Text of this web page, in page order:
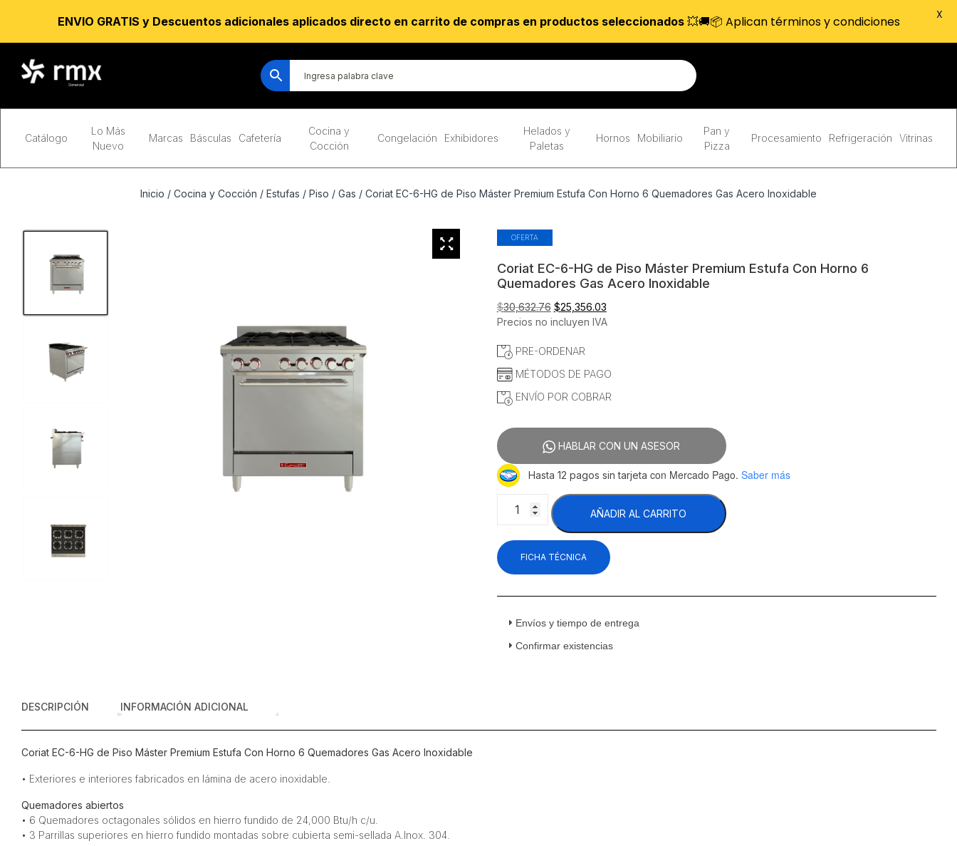
Catálogo
Lo Más
Nuevo
Marcas Básculas Cafetería
Cocina y
Cocción
Congelación Exhibidores
Helados y
Paletas
Hornos Mobiliario
Pan y
Pizza
Procesamiento Refrigeración Vitrinas
Inicio / Cocina y Cocción / Estufas / Piso / Gas / Coriat EC-6-HG de Piso Máster Premium Estufa Con Horno 6 Quemadores Gas Acero Inoxidable
OFERTA
Coriat EC-6-HG de Piso Máster Premium Estufa Con Horno 6
Quemadores Gas Acero Inoxidable
$30,632.76 El
precio
era:
$25,356.03El
precio
Precios no incluyen IVA
PRE-ORDENAR
MÉTODOS DE PAGO
ENVÍO POR COBRAR
HABLAR CON UN ASESOR
Hasta 12 pagos sin tarjeta con Mercado Pago. Saber más
HG
de
Piso
Estufa
Horno
AÑADIR AL CARRITO
FICHA TÉCNICA
Envíos y tiempo de entrega
Confirmar existencias
DESCRIPCIÓN INFORMACIÓN ADICIONAL
Coriat EC-6-HG de Piso Máster Premium Estufa Con Horno 6 Quemadores Gas Acero Inoxidable
• Exteriores e interiores fabricados en lámina de acero inoxidable.
Quemadores abiertos
• 6 Quemadores octagonales sólidos en hierro fundido de 24,000 Btu/h c/u.
• 3 Parrillas superiores en hierro fundido montadas sobre cubierta semi-sellada A.Inox. 304.
ENVIO GRATIS y Descuentos adicionales aplicados directo en carrito de compras en productos seleccionados💥🚚📦 Aplican términos y condiciones X